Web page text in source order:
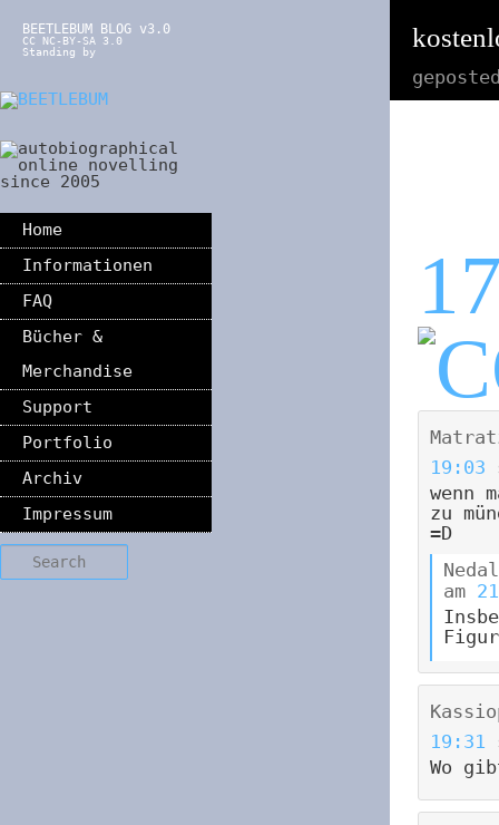
BEETLEBUM BLOG v3.0
CC NC-BY-SA 3.0
Standing by
Home
Informationen
FAQ
Bücher &
Merchandise
Support
Portfolio
Archiv
Impressum
Search
19:03
wenn
zu
=D
am
19:31
Wo